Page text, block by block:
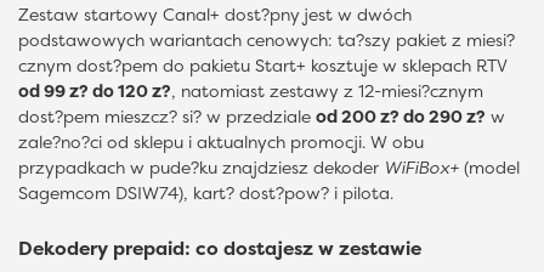
Zestaw startowy Canal+ dost?pny jest w dwóch
podstawowych wariantach cenowych: ta?szy pakiet z miesi?
cznym dost?pem do pakietu Start+ kosztuje w sklepach RTV
od 99 z? do 120 z?, natomiast zestawy z 12-miesi?cznym
dost?pem mieszcz? si? w przedziale od 200 z? do 290 z? w
zale?no?ci od sklepu i aktualnych promocji. W obu
przypadkach w pude?ku znajdziesz dekoder WiFiBox+ (model
Sagemcom DSIW74), kart? dost?pow? i pilota.
Dekodery prepaid: co dostajesz w zestawie